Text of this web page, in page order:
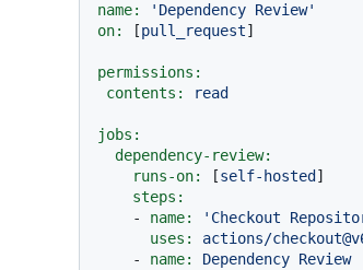
name:
'Dependency Review'
on:
[pull_request]
permissions:
contents:
read
jobs:
dependency-review:
runs-on:
[self-hosted ]
steps:
-
name:
'Checkout
uses:
actions/
-
name: Dependency Review